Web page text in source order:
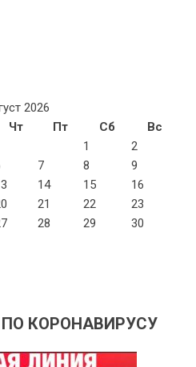
2026
Чт Пт Сб
Вс
1
2
7 8
9
14 15
16
21 22
23
28 29
30
КОРОНАВИРУСУ